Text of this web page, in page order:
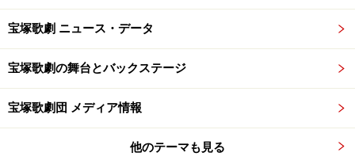
宝塚歌劇 ニュース・データ
宝塚歌劇の舞台とバックステージ
宝塚歌劇団 メディア情報
他のテーマも見る